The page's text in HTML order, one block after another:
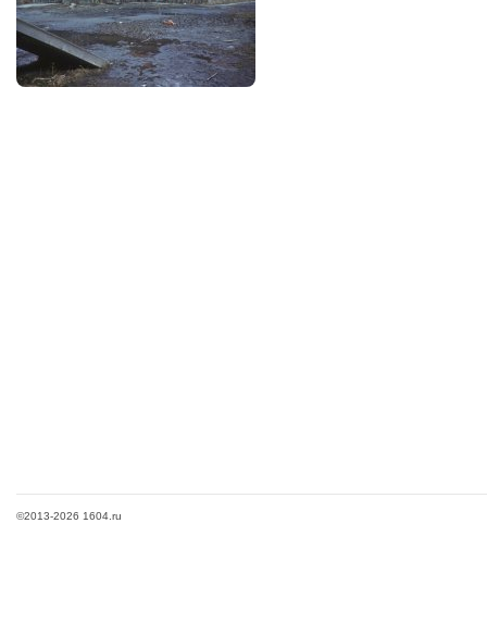
©2013-2026 1604.ru